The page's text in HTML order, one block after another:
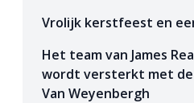
Vrolijk kerstfeest en
Het team van James
wordt versterkt met de
Van Weyenbergh